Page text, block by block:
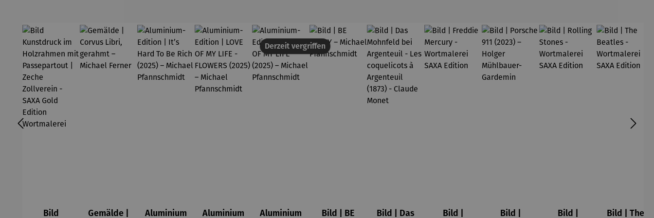
Bild
Gemälde |
Aluminium
Aluminium
Derzeit vergriffen
Aluminium
Bild | BE
Bild | Das
Bild |
Bild |
Bild |
Bild | The